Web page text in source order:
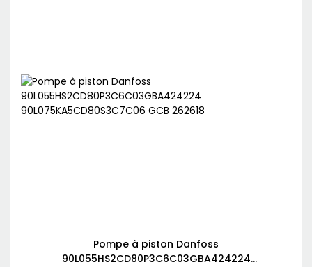
Pompe à piston Danfoss
90L055HS2CD80P3C6C03GBA424224